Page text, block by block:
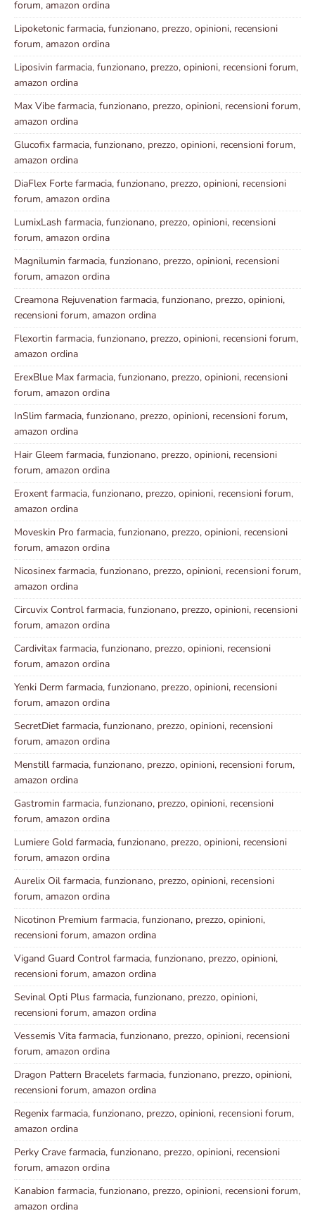
forum, amazon ordina
Lipoketonic farmacia, funzionano, prezzo, opinioni, recensioni
forum, amazon ordina
Liposivin farmacia, funzionano, prezzo, opinioni, recensioni forum,
amazon ordina
Max Vibe farmacia, funzionano, prezzo, opinioni, recensioni forum,
amazon ordina
Glucofix farmacia, funzionano, prezzo, opinioni, recensioni forum,
amazon ordina
DiaFlex Forte farmacia, funzionano, prezzo, opinioni, recensioni
forum, amazon ordina
LumixLash farmacia, funzionano, prezzo, opinioni, recensioni
forum, amazon ordina
Magnilumin farmacia, funzionano, prezzo, opinioni, recensioni
forum, amazon ordina
Creamona Rejuvenation farmacia, funzionano, prezzo, opinioni,
recensioni forum, amazon ordina
Flexortin farmacia, funzionano, prezzo, opinioni, recensioni forum,
amazon ordina
ErexBlue Max farmacia, funzionano, prezzo, opinioni, recensioni
forum, amazon ordina
InSlim farmacia, funzionano, prezzo, opinioni, recensioni forum,
amazon ordina
Hair Gleem farmacia, funzionano, prezzo, opinioni, recensioni
forum, amazon ordina
Eroxent farmacia, funzionano, prezzo, opinioni, recensioni forum,
amazon ordina
Moveskin Pro farmacia, funzionano, prezzo, opinioni, recensioni
forum, amazon ordina
Nicosinex farmacia, funzionano, prezzo, opinioni, recensioni forum,
amazon ordina
Circuvix Control farmacia, funzionano, prezzo, opinioni, recensioni
forum, amazon ordina
Cardivitax farmacia, funzionano, prezzo, opinioni, recensioni
forum, amazon ordina
Yenki Derm farmacia, funzionano, prezzo, opinioni, recensioni
forum, amazon ordina
SecretDiet farmacia, funzionano, prezzo, opinioni, recensioni
forum, amazon ordina
Menstill farmacia, funzionano, prezzo, opinioni, recensioni forum,
amazon ordina
Gastromin farmacia, funzionano, prezzo, opinioni, recensioni
forum, amazon ordina
Lumiere Gold farmacia, funzionano, prezzo, opinioni, recensioni
forum, amazon ordina
Aurelix Oil farmacia, funzionano, prezzo, opinioni, recensioni
forum, amazon ordina
Nicotinon Premium farmacia, funzionano, prezzo, opinioni,
recensioni forum, amazon ordina
Vigand Guard Control farmacia, funzionano, prezzo, opinioni,
recensioni forum, amazon ordina
Sevinal Opti Plus farmacia, funzionano, prezzo, opinioni,
recensioni forum, amazon ordina
Vessemis Vita farmacia, funzionano, prezzo, opinioni, recensioni
forum, amazon ordina
Dragon Pattern Bracelets farmacia, funzionano, prezzo, opinioni,
recensioni forum, amazon ordina
Regenix farmacia, funzionano, prezzo, opinioni, recensioni forum,
amazon ordina
Perky Crave farmacia, funzionano, prezzo, opinioni, recensioni
forum, amazon ordina
Kanabion farmacia, funzionano, prezzo, opinioni, recensioni forum,
amazon ordina